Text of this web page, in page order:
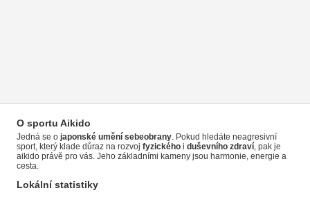
O sportu Aikido
Jedná se o japonské umění sebeobrany . Pokud hledáte neagresivní
sport, který klade důraz na rozvoj fyzického i duševního zdraví , pak je
aikido právě pro vás. Jeho základními kameny jsou harmonie, energie a
cesta.
Lokální statistiky